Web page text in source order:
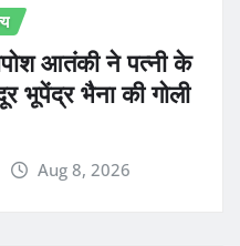
आतंकी ने पत्नी के
भूपेंद्र भैना की गोली
Aug 8, 2026